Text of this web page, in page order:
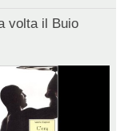
volta il Buio